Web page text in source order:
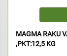
MAGMA RAKU
,PKT:12,5 KG